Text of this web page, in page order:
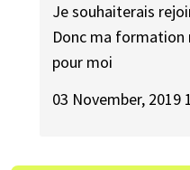
Je souhaiterais
Donc ma formation
pour moi
03 November, 2019